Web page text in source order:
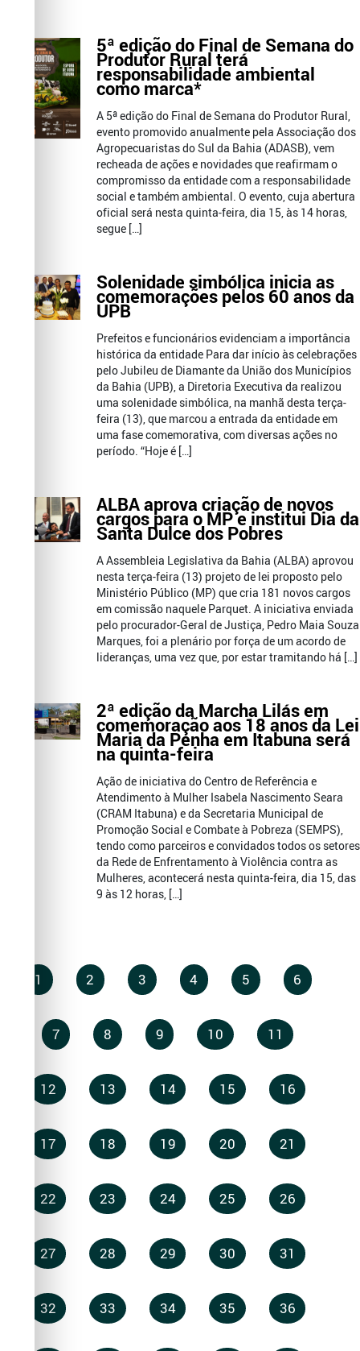
5ª edição do Final de Semana do
Produtor Rural terá
responsabilidade ambiental
como marca*
A 5ª edição do Final de Semana do Produtor Rural,
evento promovido anualmente pela Associação dos
Agropecuaristas do Sul da Bahia (ADASB), vem
recheada de ações e novidades que reafirmam o
compromisso da entidade com a responsabilidade
social e também ambiental. O evento, cuja abertura
oficial será nesta quinta-feira, dia 15, às 14 horas,
segue […]
Solenidade simbólica inicia as
comemorações pelos 60 anos da
UPB
Prefeitos e funcionários evidenciam a importância
histórica da entidade Para dar início às celebrações
pelo Jubileu de Diamante da União dos Municípios
da Bahia (UPB), a Diretoria Executiva da realizou
uma solenidade simbólica, na manhã desta terça-
feira (13), que marcou a entrada da entidade em
uma fase comemorativa, com diversas ações no
período. “Hoje é […]
ALBA aprova criação de novos
cargos para o MP e institui Dia da
Santa Dulce dos Pobres
A Assembleia Legislativa da Bahia (ALBA) aprovou
nesta terça-feira (13) projeto de lei proposto pelo
Ministério Público (MP) que cria 181 novos cargos
em comissão naquele Parquet. A iniciativa enviada
pelo procurador-Geral de Justiça, Pedro Maia Souza
Marques, foi a plenário por força de um acordo de
lideranças, uma vez que, por estar tramitando há […]
2ª edição da Marcha Lilás em
comemoração aos 18 anos da Lei
Maria da Penha em Itabuna será
na quinta-feira
Ação de iniciativa do Centro de Referência e
Atendimento à Mulher Isabela Nascimento Seara
(CRAM Itabuna) e da Secretaria Municipal de
Promoção Social e Combate à Pobreza (SEMPS),
tendo como parceiros e convidados todos os setores
da Rede de Enfrentamento à Violência contra as
Mulheres, acontecerá nesta quinta-feira, dia 15, das
9 às 12 horas, […]
1 2 3 4 5 6
7 8 9 10 11
12 13 14 15 16
17 18 19 20 21
22 23 24 25 26
27 28 29 30 31
32 33 34 35 36